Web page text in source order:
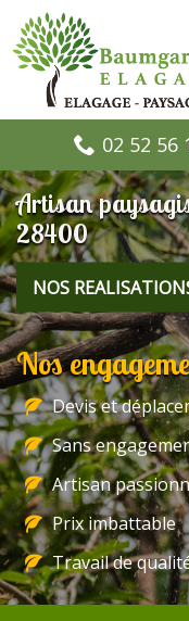
02 52 56
Artisan
28400
NOS
Nos
Devis et
Sans
Artisan
Prix imbattable
Travail de